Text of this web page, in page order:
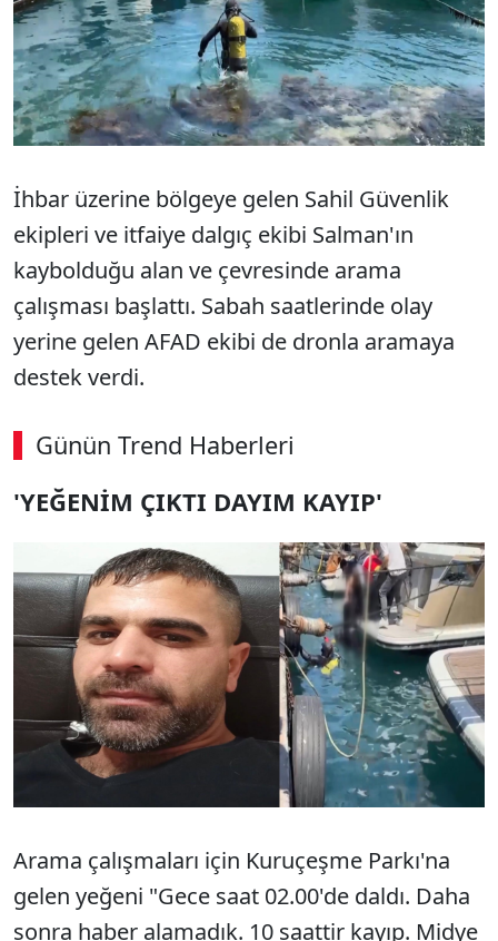
İhbar üzerine bölgeye gelen Sahil Güvenlik
ekipleri ve itfaiye dalgıç ekibi Salman'ın
kaybolduğu alan ve çevresinde arama
çalışması başlattı. Sabah saatlerinde olay
yerine gelen AFAD ekibi de dronla aramaya
destek verdi.
Günün Trend Haberleri
'YEĞENİM ÇIKTI DAYIM KAYIP'
Arama çalışmaları için Kuruçeşme Parkı'na
gelen yeğeni "Gece saat 02.00'de daldı. Daha
sonra haber alamadık. 10 saattir kayıp. Midye